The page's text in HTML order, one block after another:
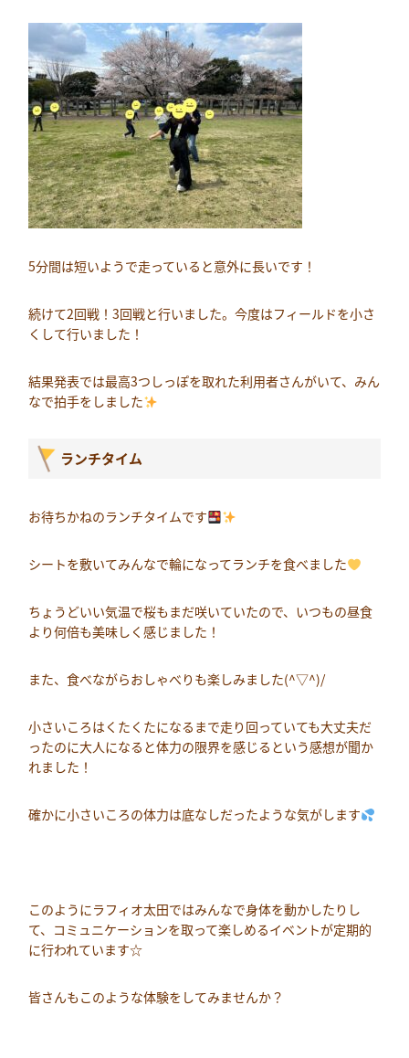
5分間は短いようで走っていると意外に長いです！
続けて2回戦！3回戦と行いました。今度はフィールドを小さ
くして行いました！
結果発表では最高3つしっぽを取れた利用者さんがいて、みん
なで拍手をしました
ランチタイム
お待ちかねのランチタイムです
シートを敷いてみんなで輪になってランチを食べました
ちょうどいい気温で桜もまだ咲いていたので、いつもの昼食
より何倍も美味しく感じました！
また、食べながらおしゃべりも楽しみました(^▽^)/
小さいころはくたくたになるまで走り回っていても大丈夫だ
ったのに大人になると体力の限界を感じるという感想が聞か
れました！
確かに小さいころの体力は底なしだったような気がします
このようにラフィオ太田ではみんなで身体を動かしたりし
て、コミュニケーションを取って楽しめるイベントが定期的
に行われています☆
皆さんもこのような体験をしてみませんか？